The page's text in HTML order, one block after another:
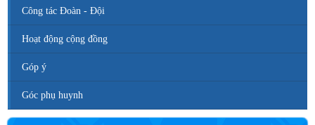
Công tác Đoàn - Đội
Hoạt động cộng đồng
Góp ý
Góc phụ huynh